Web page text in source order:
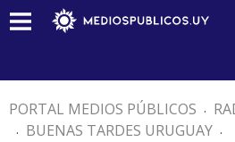
PORTAL MEDIOS PÚBLICOS .
. BUENAS TARDES URUGUAY .